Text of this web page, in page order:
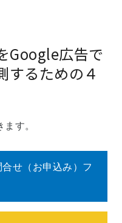
Google広告で
するための４
す。
せ（お申込み）フ